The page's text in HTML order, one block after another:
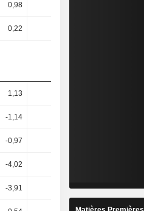
0,98
0,22
1,13
-1,14
-0,97
-4,02
-3,91 -9,27 6,24